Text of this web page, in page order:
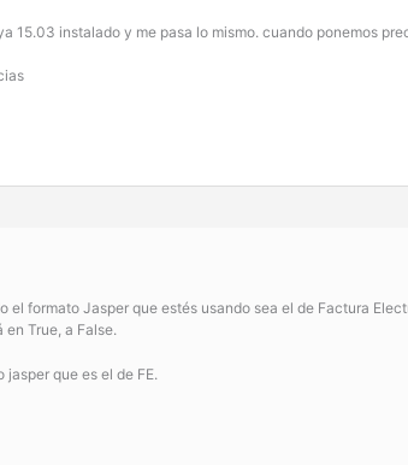
15.03 instalado y me pasa lo mismo. cuando ponemos
el formato Jasper que estés usando sea el de Factura
en True, a False.
que es el de FE.